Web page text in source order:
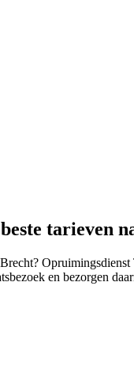
tarieven
en bezorgen